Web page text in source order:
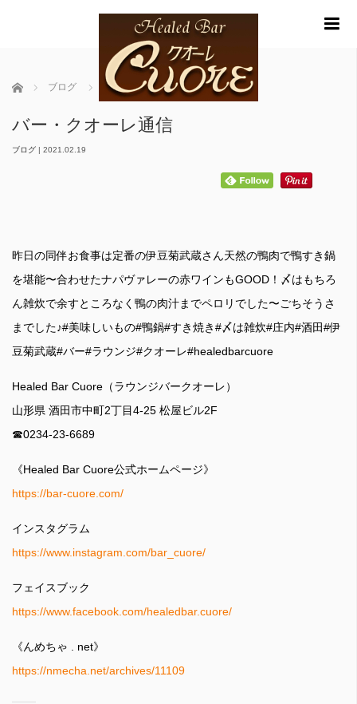
ホーム ブログ バー・クオーレ通信
バー・クオーレ通信
ブログ | 2021.02.19
昨日の同伴お食事は定番の伊豆菊武蔵さん天然の鴨肉で鴨すき鍋
を堪能〜合わせたナパヴァレーの赤ワインもGOOD！〆はもちろ
ん雑炊で余すところなく鴨の肉汁までペロリでした〜ごちそうさ
までした♪#美味しいもの#鴨鍋#すき焼き#〆は雑炊#庄内#酒田#伊
豆菊武蔵#バー#ラウンジ#クオーレ#healedbarcuore
Healed Bar Cuore（ラウンジバークオーレ）
山形県 酒田市中町2丁目4-25 松屋ビル2F
☎︎0234-23-6689
《Healed Bar Cuore公式ホームページ》
https://bar-cuore.com/
インスタグラム
https://www.instagram.com/bar_cuore/
フェイスブック
https://www.facebook.com/healedbar.cuore/
《んめちゃ . net》
https://nmecha.net/archives/11109